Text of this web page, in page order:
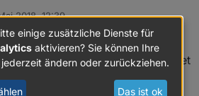
2018, 12:39
"Beitrag" zum Erfolg geleistet
einige zusätzliche Dienste für
aktivieren? Sie können Ihre
ändern oder zurückziehen.
Das ist ok